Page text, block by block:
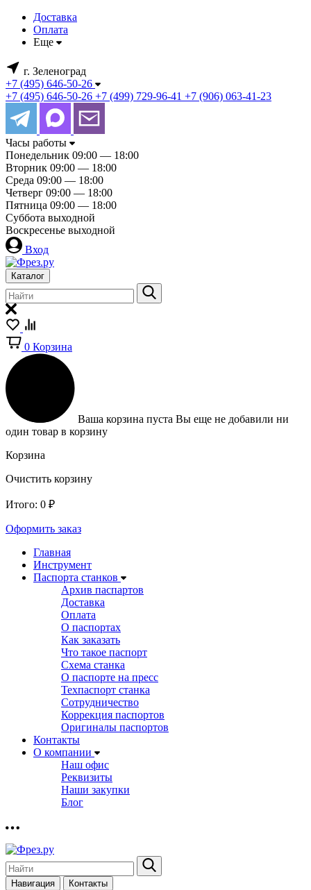
Доставка
Оплата
Еще
г. Зеленоград
+7 (495) 646-50-26
+7 (495) 646-50-26 +7 (499) 729-96-41 +7 (906) 063-41-23
Часы работы
Понедельник 09:00 — 18:00
Вторник 09:00 — 18:00
Среда 09:00 — 18:00
Четверг 09:00 — 18:00
Пятница 09:00 — 18:00
Суббота выходной
Воскресенье выходной
Вход
Каталог
0 Корзина
Ваша корзина пуста Вы еще не добавили ни
один товар в корзину
Корзина
Очистить корзину
Итого: 0 ₽
Оформить заказ
Главная
Инструмент
Паспорта станков
Архив паспартов
Доставка
Оплата
О паспортах
Как заказать
Что такое паспорт
Схема станка
О паспорте на пресс
Техпаспорт станка
Сотрудничество
Коррекция паспортов
Оригиналы паспортов
Контакты
О компании
Наш офис
Реквизиты
Наши закупки
Блог
Навигация Контакты